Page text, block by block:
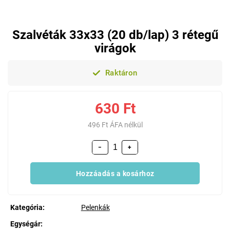
Szalvéták 33x33 (20 db/lap) 3 rétegű
virágok
Raktáron
630 Ft
496 Ft ÁFA nélkül
+
−
Hozzáadás a kosárhoz
Kategória:
Pelenkák
Egységár: